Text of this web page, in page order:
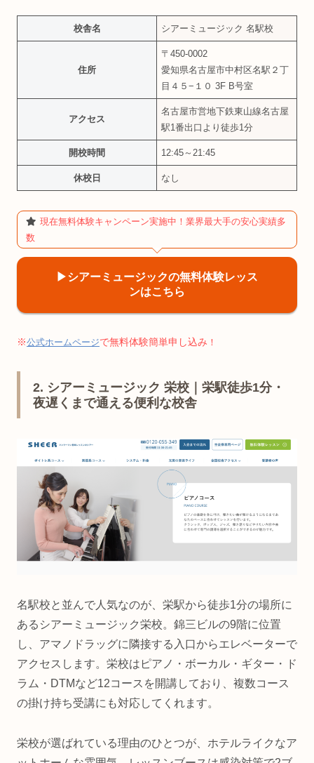
校舎名 シアーミュージック 名駅校
住所
〒450-0002
愛知県名古屋市中村区名駅２丁
目４５−１０ 3F B号室
アクセス
名古屋市営地下鉄東山線名古屋
駅1番出口より徒歩1分
開校時間 12:45～21:45
休校日 なし
現在無料体験キャンペーン実施中！業界最大手の安心実績多
数
▶︎シアーミュージックの無料体験レッス
ンはこちら
※公式ホームページで無料体験簡単申し込み ！
2. シアーミュージック 栄校｜栄駅徒歩1分・
夜遅くまで通える便利な校舎
名駅校と並んで人気なのが、栄駅から徒歩1分の場所に
あるシアーミュージック栄校。錦三ビルの9階に位置
し、アマノドラッグに隣接する入口からエレベーターで
アクセスします。栄校はピアノ・ボーカル・ギター・ド
ラム・DTMなど12コースを開講しており、複数コース
の掛け持ち受講にも対応してくれます。
栄校が選ばれている理由のひとつが、ホテルライクなア